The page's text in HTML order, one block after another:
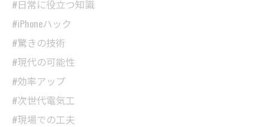
#日常に役立つ知識
#iPhoneハック
#驚きの技術
#現代の可能性
#効率アップ
#次世代電気工
#現場での工夫